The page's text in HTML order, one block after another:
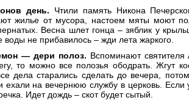
день. Чтили память Никона
жилье от мусора, настоем мяты моют
Весна шлет гонца – зяблик у
воды не прибавилось – жди лета жаркого.
— дери полоз. Вспоминают
то можно все полозья ободрать. Жгут
дела старались сделать до вечера,
ехали на вечернюю службу в церковь.
Идет дождь – скот будет сытый.